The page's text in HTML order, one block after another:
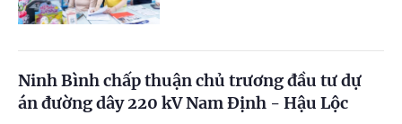
Ninh Bình chấp thuận chủ trương đầu tư dự
án đường dây 220 kV Nam Định - Hậu Lộc